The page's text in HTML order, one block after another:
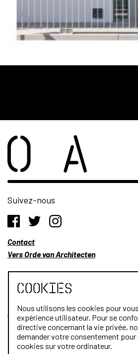
Suivez-nous
Contact
Vers Orde van Architecten
Qui sommes-nous?
Architectes
Cookies
Nous utilisons les cookies pour
expérience utilisateur. Pour se
directive concernant la vie privée,
demander votre consentement pour
cookies sur votre ordinateur.